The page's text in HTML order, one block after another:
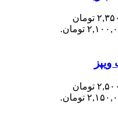
قیمت اصلی: ۲,۳۵۰,۰۰۰ تومان
قیمت اصلی: ۲,۵۰۰,۰۰۰ تومان